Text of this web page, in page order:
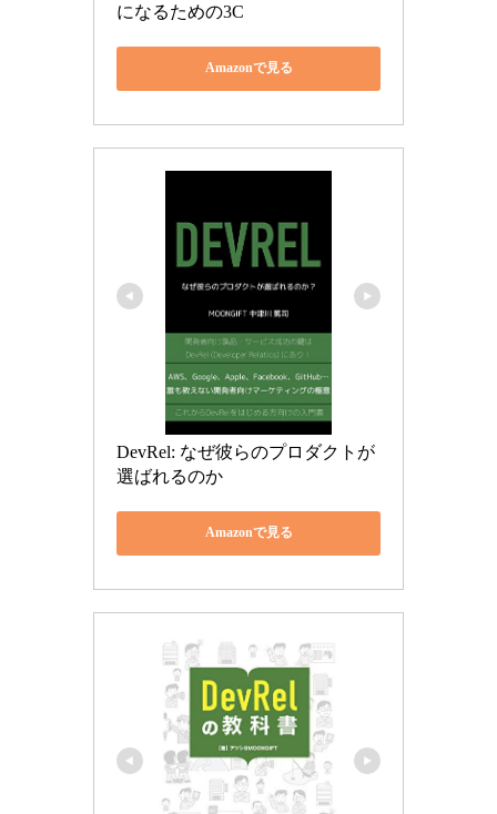
になるための3C
Amazonで見る
DevRel: なぜ彼らのプロダクトが
選ばれるのか
Amazonで見る